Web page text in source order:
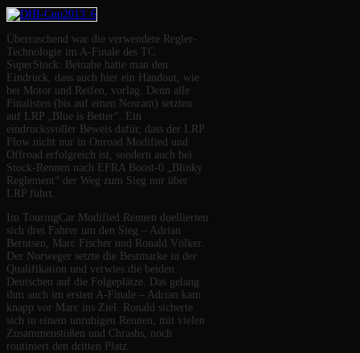
Überraschend war die verwendete Regler-
Technologie im A-Finale des TC
SuperStock. Beinahe hatte man den
Eindruck, dass auch hier ein Handout, wie
bei Motor und Reifen, vorlag. Denn alle
Finalisten (bis auf einen Nosram) setzten
auf LRP „Blue is Better“. Ein
eindrucksvoller Beweis dafür, dass der LRP
Flow nicht nur in Onroad Modified und
Offroad erfolgreich ist, sondern auch bei
Stock-Rennen nach EFRA Boost-0 „Blinky
Reglement“ der Weg zum Sieg nur über
LRP führt.
Im TouringCar Modified Rennen duellierten
sich drei Fahrer um den Sieg – Adrian
Berntsen, Marc Fischer und Ronald Völker.
Der Norweger setzte die Bestmarke in der
Qualifikation und verwies die beiden
Deutschen auf die Folgeplätze. Das gelang
ihm auch im ersten A-Finale – Adrian kam
knapp vor Marc ins Ziel. Ronald sicherte
sich in einem unruhigen Rennen, mit vielen
Zusammenstößen und Chrashs, noch
routiniert den dritten Platz.